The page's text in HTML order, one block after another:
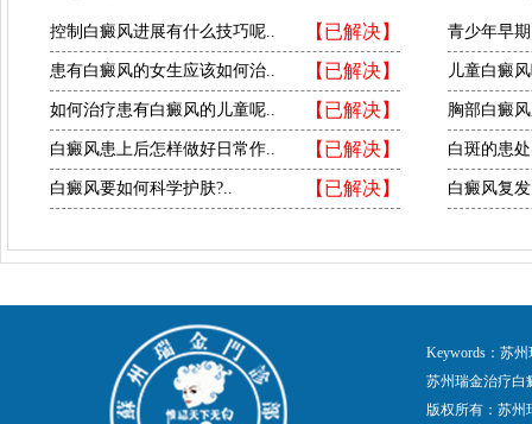
【已解决】
控制白癜风进展有什么技巧呢..
【已解决】
患有白癜风的女生应该如何治..
【已解决】
如何治疗患有白癜风的儿童呢..
【已解决】
白癜风患上后怎样做好日常作..
【已解决】
白癜风要如何科学护肤?..
青少年早
儿童白癜
胸部白癜
白斑的患
白癜风复
Keywords：苏
苏州瑞金治疗白
版权所有：苏